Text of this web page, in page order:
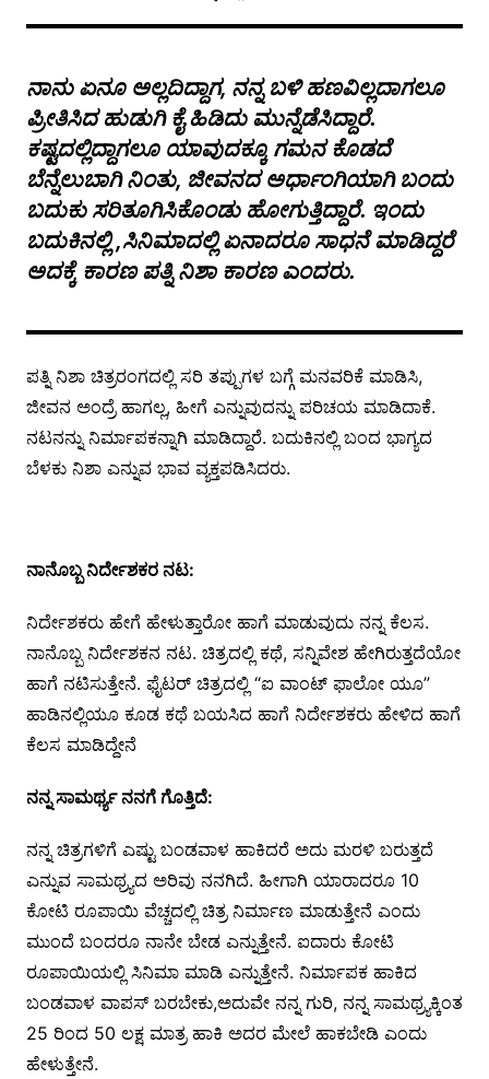
ನಾನು ಏನೂ ಅಲ್ಲದಿದ್ದಾಗ, ನನ್ನ ಬಳಿ ಹಣವಿಲ್ಲದಾಗಲೂ
ಪ್ರೀತಿಸಿದ ಹುಡುಗಿ ಕೈ ಹಿಡಿದು ಮುನ್ನೆಡೆಸಿದ್ದಾರೆ.
ಕಷ್ಟದಲ್ಲಿದ್ದಾಗಲೂ ಯಾವುದಕ್ಕೂ ಗಮನ ಕೊಡದೆ
ಬೆನ್ನೆಲುಬಾಗಿ ನಿಂತು, ಜೀವನದ ಅರ್ಧಾಂಗಿಯಾಗಿ ಬಂದು
ಬದುಕು ಸರಿತೂಗಿಸಿಕೊಂಡು ಹೋಗುತ್ತಿದ್ದಾರೆ. ಇಂದು
ಬದುಕಿನಲ್ಲಿ ,ಸಿನಿಮಾದಲ್ಲಿ ಏನಾದರೂ ಸಾಧನೆ ಮಾಡಿದ್ದರೆ
ಅದಕ್ಕೆ ಕಾರಣ ಪತ್ನಿ ನಿಶಾ ಕಾರಣ ಎಂದರು.
ಪತ್ನಿ ನಿಶಾ ಚಿತ್ರರಂಗದಲ್ಲಿ ಸರಿ ತಪ್ಪುಗಳ ಬಗ್ಗೆ ಮನವರಿಕೆ ಮಾಡಿಸಿ,
ಜೀವನ ಅಂದ್ರೆ ಹಾಗಲ್ಲ, ಹೀಗೆ ಎನ್ನುವುದನ್ನು ಪರಿಚಯ ಮಾಡಿದಾಕೆ.
ನಟನನ್ನು ನಿರ್ಮಾಪಕನ್ನಾಗಿ ಮಾಡಿದ್ದಾರೆ. ಬದುಕಿನಲ್ಲಿ ಬಂದ ಭಾಗ್ಯದ
ಬೆಳಕು ನಿಶಾ ಎನ್ನುವ ಭಾವ ವ್ಯಕ್ತಪಡಿಸಿದರು.
ನಾನೊಬ್ಬ ನಿರ್ದೇಶಕರ ನಟ:
ನಿರ್ದೇಶಕರು ಹೇಗೆ ಹೇಳುತ್ತಾರೋ ಹಾಗೆ ಮಾಡುವುದು ನನ್ನ ಕೆಲಸ.
ನಾನೊಬ್ಬ ನಿರ್ದೇಶಕನ ನಟ. ಚಿತ್ರದಲ್ಲಿ ಕಥೆ, ಸನ್ನಿವೇಶ ಹೇಗಿರುತ್ತದೆಯೋ
ಹಾಗೆ ನಟಿಸುತ್ತೇನೆ. ಫೈಟರ್ ಚಿತ್ರದಲ್ಲಿ “ಐ ವಾಂಟ್ ಫಾಲೋ ಯೂ”
ಹಾಡಿನಲ್ಲಿಯೂ ಕೂಡ ಕಥೆ ಬಯಸಿದ ಹಾಗೆ ನಿರ್ದೇಶಕರು ಹೇಳಿದ ಹಾಗೆ
ಕೆಲಸ ಮಾಡಿದ್ದೇನೆ
ನನ್ನ ಸಾಮರ್ಥ್ಯ ನನಗೆ ಗೊತ್ತಿದೆ:
ನನ್ನ ಚಿತ್ರಗಳಿಗೆ ಎಷ್ಟು ಬಂಡವಾಳ ಹಾಕಿದರೆ ಅದು ಮರಳಿ ಬರುತ್ತದೆ
ಎನ್ನುವ ಸಾಮಥ್ರ್ಯದ ಅರಿವು ನನಗಿದೆ. ಹೀಗಾಗಿ ಯಾರಾದರೂ 10
ಕೋಟಿ ರೂಪಾಯಿ ವೆಚ್ಚದಲ್ಲಿ ಚಿತ್ರ ನಿರ್ಮಾಣ ಮಾಡುತ್ತೇನೆ ಎಂದು
ಮುಂದೆ ಬಂದರೂ ನಾನೇ ಬೇಡ ಎನ್ನುತ್ತೇನೆ. ಐದಾರು ಕೋಟಿ
ರೂಪಾಯಿಯಲ್ಲಿ ಸಿನಿಮಾ ಮಾಡಿ ಎನ್ನುತ್ತೇನೆ. ನಿರ್ಮಾಪಕ ಹಾಕಿದ
ಬಂಡವಾಳ ವಾಪಸ್ ಬರಬೇಕು,ಅದುವೇ ನನ್ನ ಗುರಿ, ನನ್ನ ಸಾಮಥ್ರ್ಯಕ್ಕಿಂತ
25 ರಿಂದ 50 ಲಕ್ಷ ಮಾತ್ರ ಹಾಕಿ ಅದರ ಮೇಲೆ ಹಾಕಬೇಡಿ ಎಂದು
ಹೇಳುತ್ತೇನೆ.